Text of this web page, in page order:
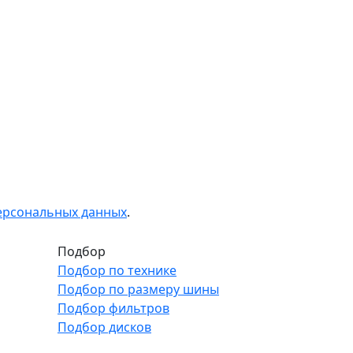
данных.
Подбор
Подбор по технике
Подбор по размеру шины
Подбор фильтров
Подбор дисков